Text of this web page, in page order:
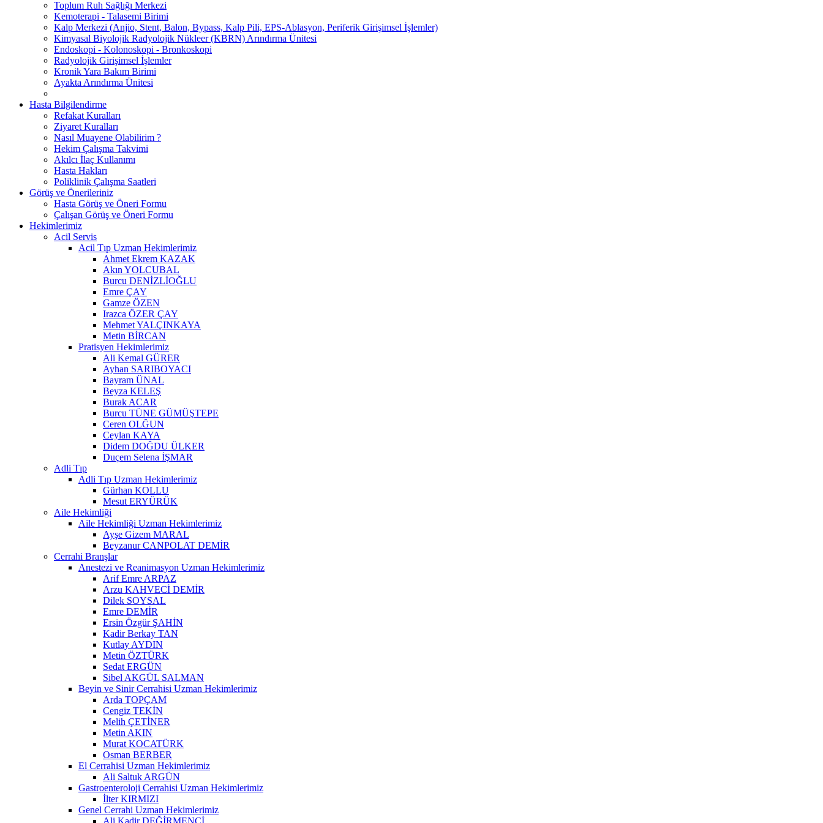
Toplum Ruh Sağlığı Merkezi
Kemoterapi - Talasemi Birimi
Kalp Merkezi (Anjio, Stent, Balon, Bypass, Kalp Pili, EPS-Ablasyon, Periferik Girişimsel İşlemler)
Kimyasal Biyolojik Radyolojik Nükleer (KBRN) Arındırma Ünitesi
Endoskopi - Kolonoskopi - Bronkoskopi
Radyolojik Girişimsel İşlemler
Kronik Yara Bakım Birimi
Ayakta Arındırma Ünitesi
Hasta Bilgilendirme
Refakat Kuralları
Ziyaret Kuralları
Nasıl Muayene Olabilirim ?
Hekim Çalışma Takvimi
Akılcı İlaç Kullanımı
Hasta Hakları
Poliklinik Çalışma Saatleri
Görüş ve Önerileriniz
Hasta Görüş ve Öneri Formu
Çalışan Görüş ve Öneri Formu
Hekimlerimiz
Acil Servis
Acil Tıp Uzman Hekimlerimiz
Ahmet Ekrem KAZAK
Akın YOLCUBAL
Burcu DENİZLİOĞLU
Emre ÇAY
Gamze ÖZEN
Irazca ÖZER ÇAY
Mehmet YALÇINKAYA
Metin BİRCAN
Pratisyen Hekimlerimiz
Ali Kemal GÜRER
Ayhan SARIBOYACI
Bayram ÜNAL
Beyza KELEŞ
Burak ACAR
Burcu TÜNE GÜMÜŞTEPE
Ceren OLĞUN
Ceylan KAYA
Didem DOĞDU ÜLKER
Duçem Selena İŞMAR
Adli Tıp
Adli Tıp Uzman Hekimlerimiz
Gürhan KOLLU
Mesut ERYÜRÜK
Aile Hekimliği
Aile Hekimliği Uzman Hekimlerimiz
Ayşe Gizem MARAL
Beyzanur CANPOLAT DEMİR
Cerrahi Branşlar
Anestezi ve Reanimasyon Uzman Hekimlerimiz
Arif Emre ARPAZ
Arzu KAHVECİ DEMİR
Dilek SOYSAL
Emre DEMİR
Ersin Özgür ŞAHİN
Kadir Berkay TAN
Kutlay AYDIN
Metin ÖZTÜRK
Sedat ERGÜN
Sibel AKGÜL SALMAN
Beyin ve Sinir Cerrahisi Uzman Hekimlerimiz
Arda TOPÇAM
Cengiz TEKİN
Melih ÇETİNER
Metin AKIN
Murat KOCATÜRK
Osman BERBER
El Cerrahisi Uzman Hekimlerimiz
Ali Saltuk ARGÜN
Gastroenteroloji Cerrahisi Uzman Hekimlerimiz
İlter KIRMIZI
Genel Cerrahi Uzman Hekimlerimiz
Ali Kadir DEĞİRMENCİ